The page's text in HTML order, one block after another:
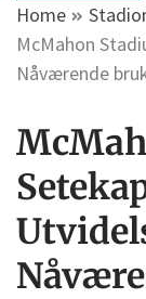
Home
McMahon
Nåværende